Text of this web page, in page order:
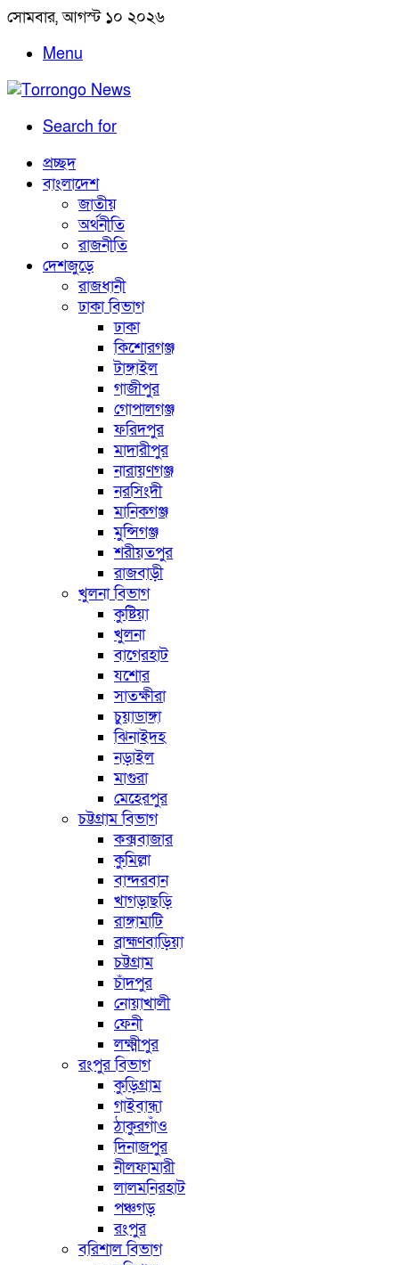
সোমবার, আগস্ট ১০ ২০২৬
Menu
Search for
প্রচ্ছদ
বাংলাদেশ
জাতীয়
অর্থনীতি
রাজনীতি
দেশজুড়ে
রাজধানী
ঢাকা বিভাগ
ঢাকা
কিশোরগঞ্জ
টাঙ্গাইল
গাজীপুর
গোপালগঞ্জ
ফরিদপুর
মাদারীপুর
নারায়ণগঞ্জ
নরসিংদী
মানিকগঞ্জ
মুন্সিগঞ্জ
শরীয়তপুর
রাজবাড়ী
খুলনা বিভাগ
কুষ্টিয়া
খুলনা
বাগেরহাট
যশোর
সাতক্ষীরা
চুয়াডাঙ্গা
ঝিনাইদহ
নড়াইল
মাগুরা
মেহেরপুর
চট্টগ্রাম বিভাগ
কক্সবাজার
কুমিল্লা
বান্দরবান
খাগড়াছড়ি
রাঙ্গামাটি
ব্রাহ্মণবাড়িয়া
চট্টগ্রাম
চাঁদপুর
নোয়াখালী
ফেনী
লক্ষ্মীপুর
রংপুর বিভাগ
কুড়িগ্রাম
গাইবান্ধা
ঠাকুরগাঁও
দিনাজপুর
নীলফামারী
লালমনিরহাট
পঞ্চগড়
রংপুর
বরিশাল বিভাগ